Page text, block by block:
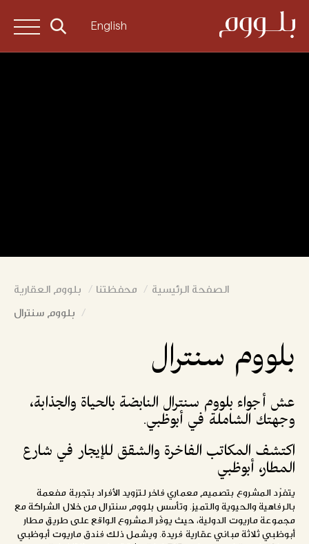
English
الصفحة الرئيسية محفظتنا بلووم العقارية
بلووم سنترال
بلووم سنترال
عش أجواء بلووم سنترال النابضة بالحياة والجذابة،
وجهتك الشاملة في أبوظبي.
اكتشف المكاتب الفاخرة والشقق للإيجار في شارع
المطار، أبوظبي
يتفرّد المشروع بتصميم معماري فاخر لتزويد الأفراد بتجربة مفعمة
بالرفاهية والحيوية والتميز. وتأسس بلووم سنترال من خلال الشراكة مع
مجموعة ماريوت الدولية، حيث يوفّر المشروع الواقع على طريق مطار
أبوظبي ثلاثة مباني عقارية فريدة. ويشمل ذلك فندق ماريوت أبوظبي